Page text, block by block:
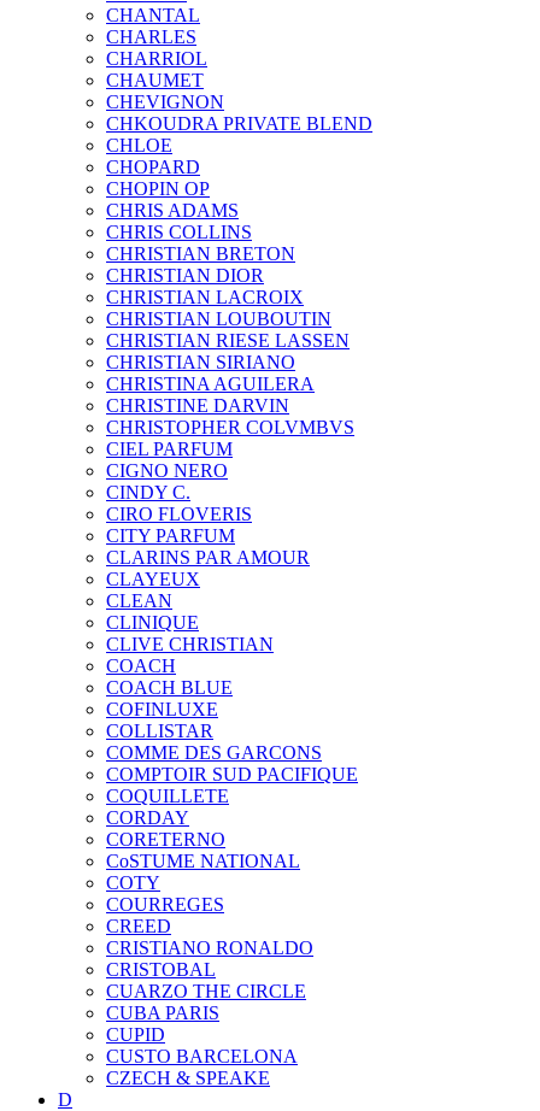
CHANTAL
CHARLES
CHARRIOL
CHAUMET
CHEVIGNON
CHKOUDRA PRIVATE BLEND
CHLOE
CHOPARD
CHOPIN OP
CHRIS ADAMS
CHRIS COLLINS
CHRISTIAN BRETON
CHRISTIAN DIOR
CHRISTIAN LACROIX
CHRISTIAN LOUBOUTIN
CHRISTIAN RIESE LASSEN
CHRISTIAN SIRIANO
CHRISTINA AGUILERA
CHRISTINE DARVIN
CHRISTOPHER COLVMBVS
CIEL PARFUM
CIGNO NERO
CINDY C.
CIRO FLOVERIS
CITY PARFUM
CLARINS PAR AMOUR
CLAYEUX
CLEAN
CLINIQUE
CLIVE CHRISTIAN
COACH
COACH BLUE
COFINLUXE
COLLISTAR
COMME DES GARCONS
COMPTOIR SUD PACIFIQUE
COQUILLETE
CORDAY
CORETERNO
CoSTUME NATIONAL
COTY
COURREGES
CREED
CRISTIANO RONALDO
CRISTOBAL
CUARZO THE CIRCLE
CUBA PARIS
CUPID
CUSTO BARCELONA
CZECH & SPEAKE
D